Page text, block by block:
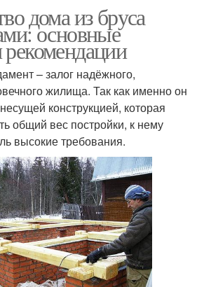
дома из бруса
основные
– залог надёжного,
жилища. Так как именно он
конструкцией, которая
общий вес постройки, к нему
высокие требования.